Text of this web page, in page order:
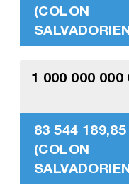
(COLON
1 000 000 000
83 544 189,85
(COLON